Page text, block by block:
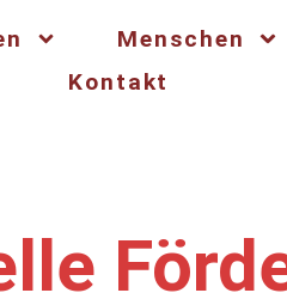
Menschen
Kontakt